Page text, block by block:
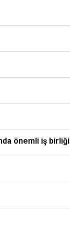
önemli iş birliği